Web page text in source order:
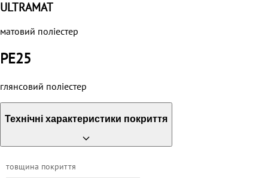
ULTRAMAT
матовий поліестер
PE25
глянсовий поліестер
Технічні характеристики покриття
товщина покриття